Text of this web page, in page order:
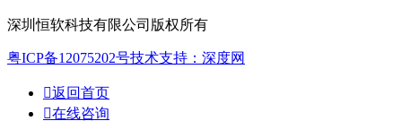
深圳恒软科技有限公司版权所有
粤ICP备12075202号技术支持：深度网
返回首页
在线咨询